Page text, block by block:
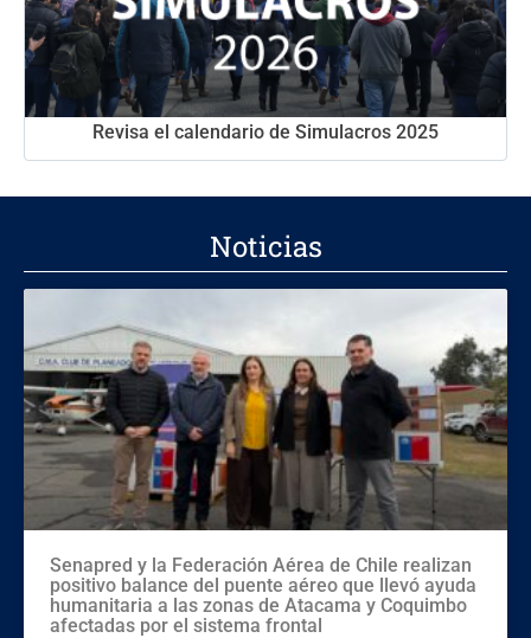
Revisa el calendario de Simulacros 2025
Noticias
Senapred y la Federación Aérea de Chile realizan
positivo balance del puente aéreo que llevó ayuda
humanitaria a las zonas de Atacama y Coquimbo
afectadas por el sistema frontal